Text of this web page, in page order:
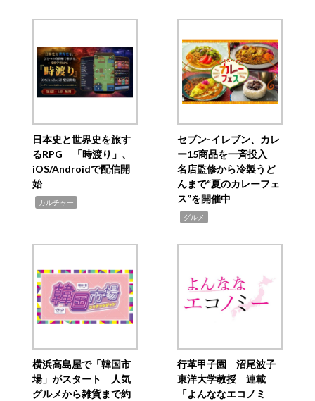
日本史と世界史を旅す
るRPG 「時渡り」、
iOS/Androidで配信開
始
カルチャー
セブン‐イレブン、カレ
ー15商品を一斉投入
名店監修から冷製うど
んまで“夏のカレーフェ
ス”を開催中
グルメ
横浜高島屋で「韓国市
場」がスタート 人気
グルメから雑貨まで約
行革甲子園 沼尾波子
東洋大学教授 連載
「よんななエコノミ